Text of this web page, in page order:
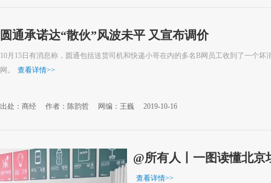
圆通承诺达“散伙”风波未平 又宣布调价
10月15日有消息称，圆通包括送货司机和快递小哥在内的多名B网员工收到了一个坏
网。
查看详情>>
出处：商经 作者：陈韵哲 网编：王巍 2019-10-16
@所有人丨一图读懂北京
查看详情>>